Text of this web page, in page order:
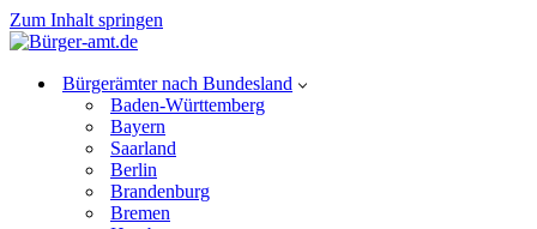
Zum Inhalt springen
Bürgerämter nach Bundesland
Baden-Württemberg
Bayern
Saarland
Berlin
Brandenburg
Bremen